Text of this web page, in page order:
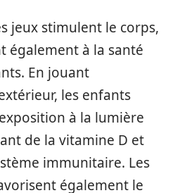
jeux stimulent le corps,
également à la santé
En jouant
les enfants
à la lumière
de la vitamine D et
immunitaire. Les
également le